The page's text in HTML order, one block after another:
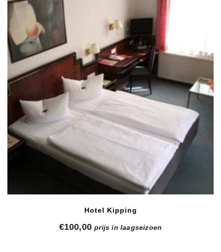
Hotel Kipping
€100,00 prijs in laagseizoen